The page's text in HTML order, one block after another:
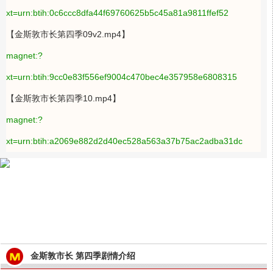
xt=urn:btih:0c6ccc8dfa44f69760625b5c45a81a9811ffef52
【金斯敦市长第四季09v2.mp4】
magnet:?
xt=urn:btih:9cc0e83f556ef9004c470bec4e357958e6808315
【金斯敦市长第四季10.mp4】
magnet:?
xt=urn:btih:a2069e882d2d40ec528a563a37b75ac2adba31dc
金斯敦市长 第四季剧情介绍